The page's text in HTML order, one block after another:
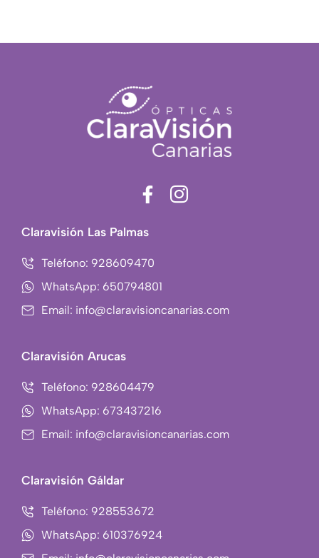
F
c
b
o
o
k
I
s
m
-
Claravisión Las Palmas
Teléfono: 928609470
WhatsApp: 650794801
Email: info@claravisioncanarias.com
Claravisión Arucas
Teléfono: 928604479
WhatsApp: 673437216
Email: info@claravisioncanarias.com
Claravisión Gáldar
Teléfono: 928553672
WhatsApp: 610376924